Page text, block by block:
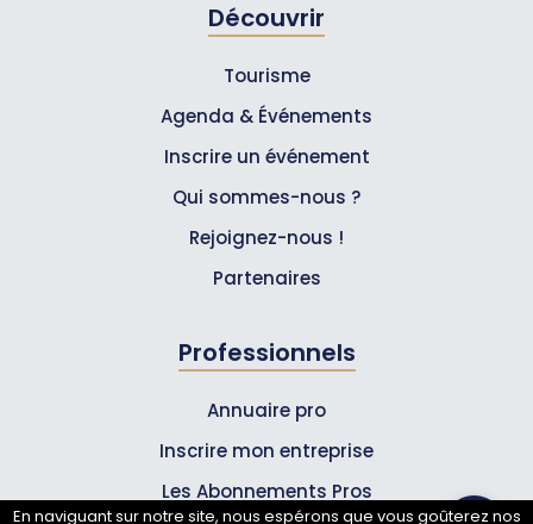
Découvrir
Tourisme
Agenda & Événements
Inscrire un événement
Qui sommes-nous ?
Rejoignez-nous !
Partenaires
Professionnels
Annuaire pro
Inscrire mon entreprise
Les Abonnements Pros
En naviguant sur notre site, nous espérons que vous goûterez nos